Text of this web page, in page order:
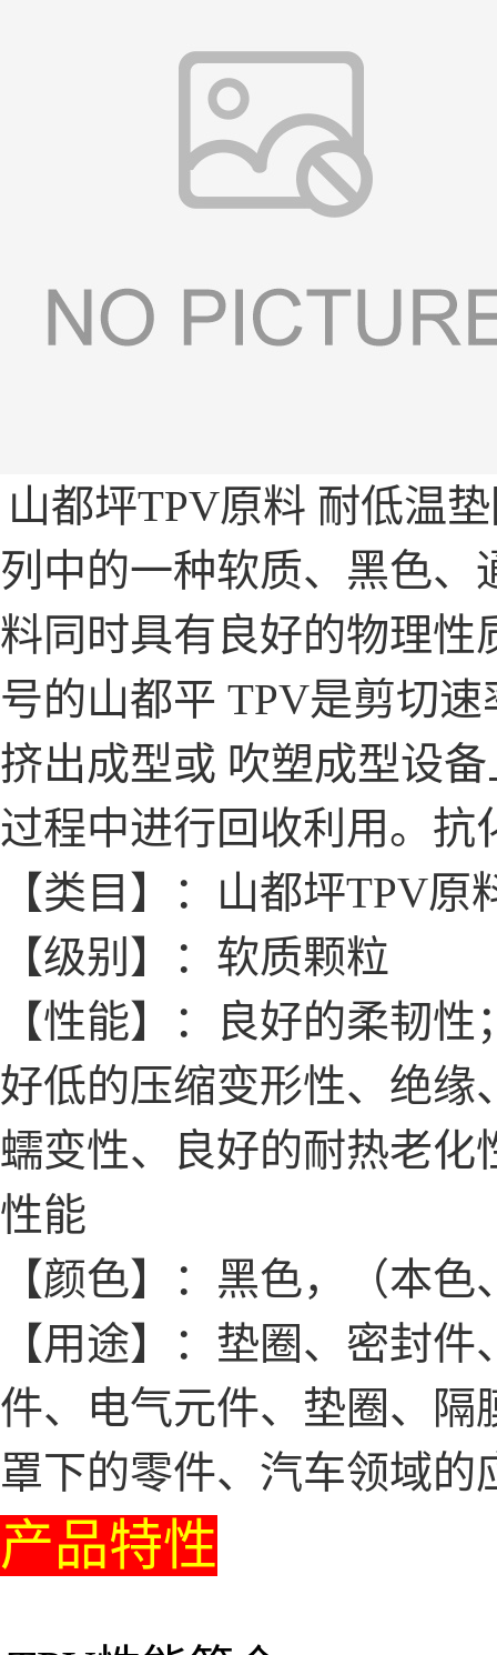
山都坪TPV原料 耐低温
列中的一种软质、黑色、
料同时具有良好的物理性
号的山都平 TPV是剪切
挤出成型或 吹塑成型设
过程中进行回收利用。抗
【类目】：山都坪TPV原
【级别】：软质颗粒
【性能】：良好的柔韧
好低的压缩变形性、绝缘
蠕变性、良好的耐热老化
性能
【颜色】：黑色，（本色
【用途】：垫圈、密封
件、电气元件、垫圈、隔
罩下的零件、汽车领域
产品特性